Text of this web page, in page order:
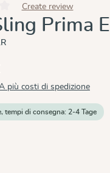
di 0 su 5 stelle
Create review
Prima
più costi di spedizione
tempi di consegna: 2-4 Tage